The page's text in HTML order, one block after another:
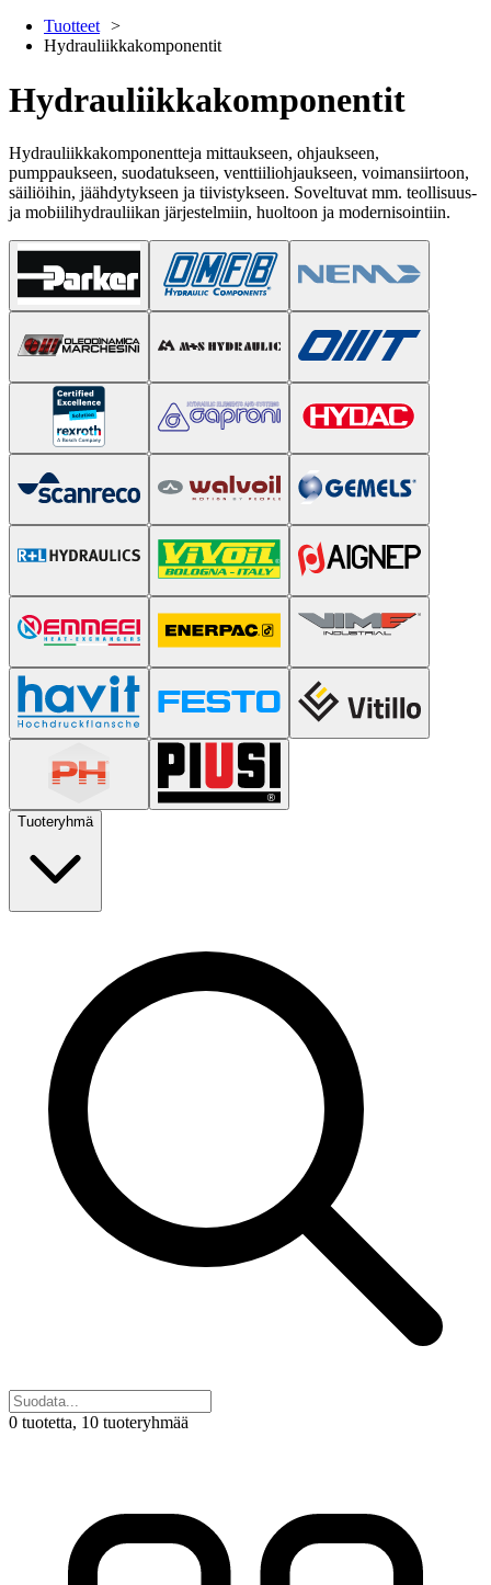
Tuotteet
Hydrauliikkakomponentit
Hydrauliikkakomponentit
Hydrauliikkakomponentteja mittaukseen, ohjaukseen,
pumppaukseen, suodatukseen, venttiiliohjaukseen, voimansiirtoon,
säiliöihin, jäähdytykseen ja tiivistykseen. Soveltuvat mm. teollisuus-
ja mobiilihydrauliikan järjestelmiin, huoltoon ja modernisointiin.
Tuoteryhmä
0 tuotetta, 10 tuoteryhmää